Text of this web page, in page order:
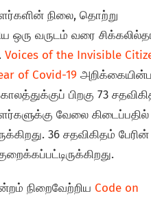
நிலை, தொற்று
ஒரு வருடம் வரை
Voices of the Invisible
of Covid-19
பிறகு 73
வேலை கிடைப்பதில்
36 சதவிகிதம் பேரின்
நிறைவேற்றிய Code on